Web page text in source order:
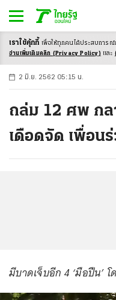
-ก ก ก+
2 มิ.ย. 2562 05:15 น.
ถล่ม 12 ศพ กล
เดือดจัด เพื่อน
มีบาดเจ็บอีก 4 ‘มือปืน’ โ
เราใช้คุ้กกี้ เพื่อให้ทุกคนได้ประสบการณ์
อ่านเพิ่มเติมคลิก (Privacy Policy) และ